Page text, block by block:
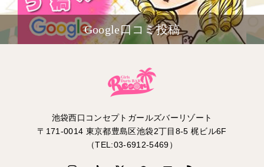
Google口コミ投稿
池袋西口コンセプトガールズバーリゾート
〒171-0014 東京都豊島区池袋2丁目8-5 梶ビル6F
（TEL:03-6912-5469）